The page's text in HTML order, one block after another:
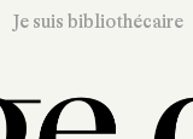
Je suis bibliothécaire